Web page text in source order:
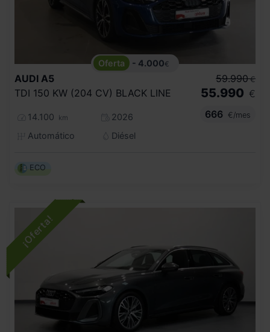
- 4.000€
AUDI A5
TDI 150 KW (204 CV) BLACK LINE
14.100 km
2026
Automático
Diésel
59.990 €
55.990 €
666
€/mes
ECO